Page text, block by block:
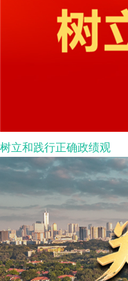
树立和践行正确政绩观